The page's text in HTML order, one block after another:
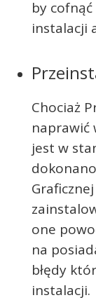
by
instalacji
Chociaż
naprawić
jest w
one
na
błędy
instalacji.